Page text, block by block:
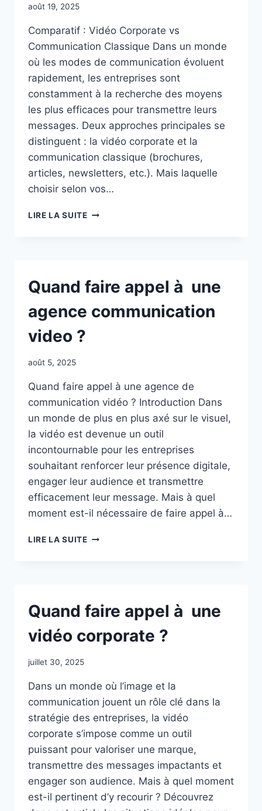
août 19, 2025
Comparatif : Vidéo Corporate vs
Communication Classique Dans un monde
où les modes de communication évoluent
rapidement, les entreprises sont
constamment à la recherche des moyens
les plus efficaces pour transmettre leurs
messages. Deux approches principales se
distinguent : la vidéo corporate et la
communication classique (brochures,
articles, newsletters, etc.). Mais laquelle
choisir selon vos…
LIRE LA SUITECOMPARATIF
CLASSIQUE
Quand faire appel à une
agence communication
video ?
août 5, 2025
Quand faire appel à une agence de
communication vidéo ? Introduction Dans
un monde de plus en plus axé sur le visuel,
la vidéo est devenue un outil
incontournable pour les entreprises
souhaitant renforcer leur présence digitale,
engager leur audience et transmettre
efficacement leur message. Mais à quel
moment est-il nécessaire de faire appel à…
LIRE LA SUITEQUAND
COMMUNICATION
?
Quand faire appel à une
vidéo corporate ?
juillet 30, 2025
Dans un monde où l’image et la
communication jouent un rôle clé dans la
stratégie des entreprises, la vidéo
corporate s’impose comme un outil
puissant pour valoriser une marque,
transmettre des messages impactants et
engager son audience. Mais à quel moment
est-il pertinent d’y recourir ? Découvrez